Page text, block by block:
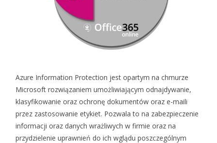
Azure Information Protection jest opartym na chmurze
Microsoft rozwiązaniem umożliwiającym odnajdywanie,
klasyfikowanie oraz ochronę dokumentów oraz e-maili
przez zastosowanie etykiet. Pozwala to na zabezpieczenie
informacji oraz danych wrażliwych w firmie oraz na
przydzielenie uprawnień do ich wglądu poszczególnym